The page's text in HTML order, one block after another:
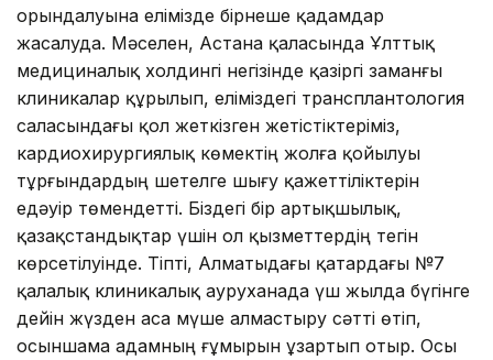
орындалуына елімізде бірнеше қадамдар
жасалуда. Мәселен, Астана қала­сында Ұлттық
медициналық хол­дингі негізінде қазіргі заманғы
кли­никалар құрылып, еліміздегі транс­плантология
саласындағы қол жеткізген жетістіктеріміз,
кардио­хирургиялық көмектің жол­ға қойылуы
тұрғындардың шет­­елге шығу қажеттіліктерін
едәуір төмендетті. Біздегі бір артық­шы­лық,
қазақстандықтар үшін ол қызметтердің тегін
көрсетілуінде. Тіпті, Алматыдағы қатардағы №7
қалалық клиникалық ауруханада үш жылда бүгінге
дейін жүзден аса мүше алмастыру сәтті өтіп,
осыншама адамның ғұмырын ұзартып отыр. Осы